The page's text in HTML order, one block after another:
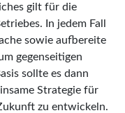
gilt für die
In jedem Fall
sowie aufbereite
gegenseitigen
sollte es dann
Strategie für
zu entwickeln.